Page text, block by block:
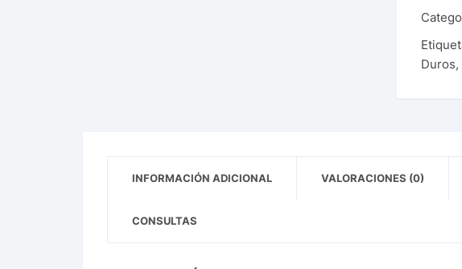
Duros,
INFORMACIÓN ADICIONAL VALORACIONES (0)
CONSULTAS